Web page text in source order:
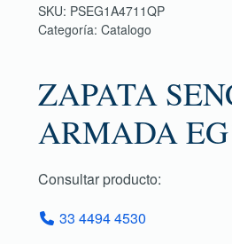
SKU: PSEG1A4711QP
Categoría: Catalogo
ZAPATA
ARMADA
Consultar producto:
33 4494 4530